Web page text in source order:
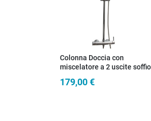
Colonna Doccia con
miscelatore a 2 uscite
179,00 €